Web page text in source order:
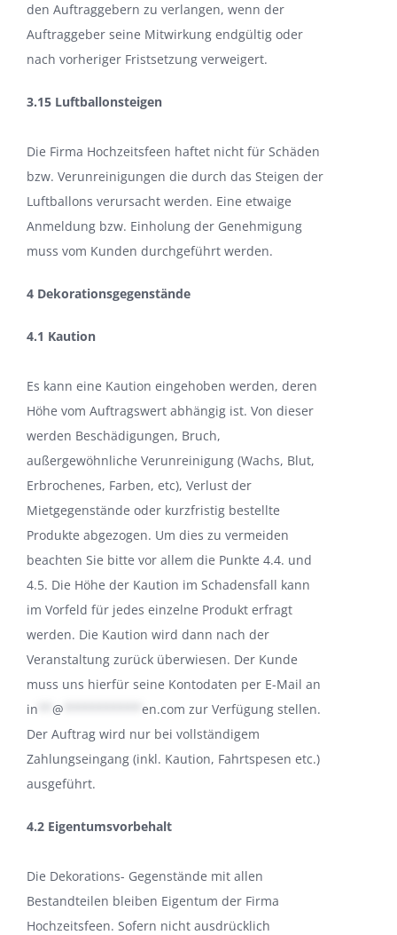
den Auftraggebern zu verlangen, wenn der
Auftraggeber seine Mitwirkung endgültig oder
nach vorheriger Fristsetzung verweigert.
3.15 Luftballonsteigen
Die Firma Hochzeitsfeen haftet nicht für Schäden
bzw. Verunreinigungen die durch das Steigen der
Luftballons verursacht werden. Eine etwaige
Anmeldung bzw. Einholung der Genehmigung
muss vom Kunden durchgeführt werden.
4 Dekorationsgegenstände
4.1 Kaution
Es kann eine Kaution eingehoben werden, deren
Höhe vom Auftragswert abhängig ist. Von dieser
werden Beschädigungen, Bruch,
außergewöhnliche Verunreinigung (Wachs, Blut,
Erbrochenes, Farben, etc), Verlust der
Mietgegenstände oder kurzfristig bestellte
Produkte abgezogen. Um dies zu vermeiden
beachten Sie bitte vor allem die Punkte 4.4. und
4.5. Die Höhe der Kaution im Schadensfall kann
im Vorfeld für jedes einzelne Produkt erfragt
werden. Die Kaution wird dann nach der
Veranstaltung zurück überwiesen. Der Kunde
muss uns hierfür seine Kontodaten per E-Mail an
in
@ en.com zur Verfügung stellen.
Der Auftrag wird nur bei vollständigem
Zahlungseingang (inkl. Kaution, Fahrtspesen etc.)
ausgeführt.
4.2 Eigentumsvorbehalt
Die Dekorations- Gegenstände mit allen
Bestandteilen bleiben Eigentum der Firma
Hochzeitsfeen. Sofern nicht ausdrücklich